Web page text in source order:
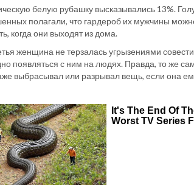
белую рубашку высказывались 13%.
полагали, что гардероб их мужчины
когда они выходят из дома.
женщина не терзалась угрызениями
появляться с ним на людях. Правда, то же
выбрасывал или разрывал вещь, если она